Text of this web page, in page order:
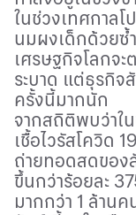
ในช่วงเทศกาล
นมผงเด็กด้วยซ้
เศรษฐกิจโลกจ
ระบาด แต่ธุรกิจ
ครั้งนี้มากนัก
จากสถิติพบว่าใ
เชื้อไวรัสโควิด 19
ถ่ายทอดสดของ
ขึ้นกว่าร้อยละ
มากกว่า 1 ล้านค